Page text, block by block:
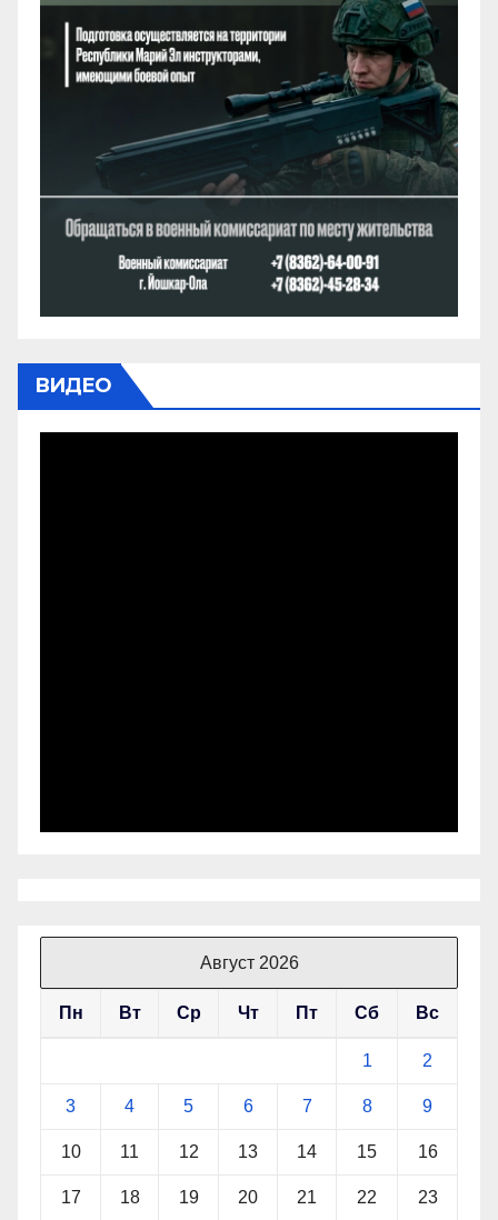
ВИДЕО
Август 2026
Пн Вт Ср Чт Пт Сб Вс
1 2
3 4 5 6 7 8 9
10 11 12 13 14 15 16
17 18 19 20 21 22 23